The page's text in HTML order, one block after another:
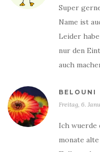
Super
Name ist
Leider
nur den
auch
BELOUNI
Freitag, 6.
Ich wuerde
monate